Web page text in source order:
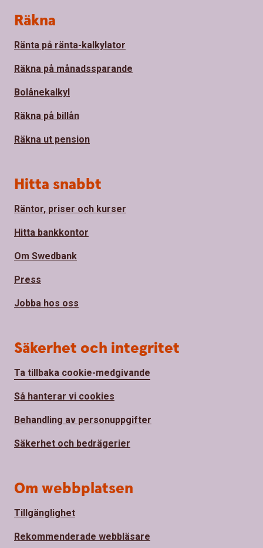
Sidfot
Räkna
Ränta på ränta-kalkylator
Räkna på månadssparande
Bolånekalkyl
Räkna på billån
Räkna ut pension
Hitta snabbt
Räntor, priser och kurser
Hitta bankkontor
Om Swedbank
Press
Jobba hos oss
Säkerhet och integritet
Ta tillbaka cookie-medgivande
Så hanterar vi cookies
Behandling av personuppgifter
Säkerhet och bedrägerier
Om webbplatsen
Tillgänglighet
Rekommenderade webbläsare